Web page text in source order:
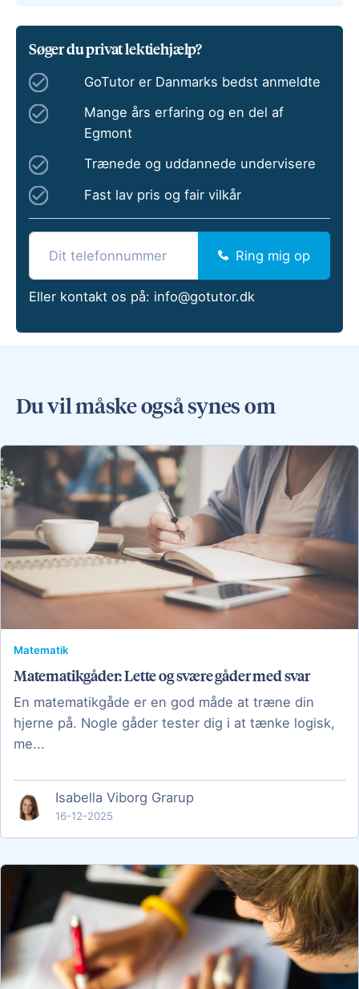
Søger du privat lektiehjælp?
GoTutor er Danmarks bedst anmeldte
Mange års erfaring og en del af
Egmont
Trænede og uddannede undervisere
Fast lav pris og fair vilkår
Ring mig op
Eller kontakt os på: info@gotutor.dk
Du vil måske også synes om
Matematik
Matematikgåder: Lette og svære gåder med svar
En matematikgåde er en god måde at træne din
hjerne på. Nogle gåder tester dig i at tænke logisk,
me...
Isabella Viborg Grarup
16-12-2025